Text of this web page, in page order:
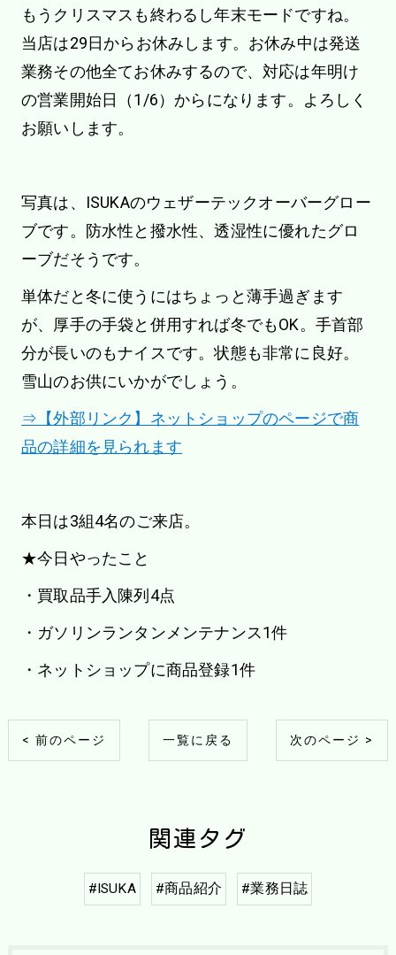
もうクリスマスも終わるし年末モードですね。
当店は29日からお休みします。お休み中は発送
業務その他全てお休みするので、対応は年明け
の営業開始日（1/6）からになります。よろしく
お願いします。
写真は、ISUKAのウェザーテックオーバーグロー
ブです。防水性と撥水性、透湿性に優れたグロ
ーブだそうです。
単体だと冬に使うにはちょっと薄手過ぎます
が、厚手の手袋と併用すれば冬でもOK。手首部
分が長いのもナイスです。状態も非常に良好。
雪山のお供にいかがでしょう。
⇒【外部リンク】ネットショップのページで商
品の詳細を見られます
本日は3組4名のご来店。
★今日やったこと
・買取品手入陳列4点
・ガソリンランタンメンテナンス1件
・ネットショップに商品登録1件
< 前のページ 一覧に戻る 次のページ >
関連タグ
#ISUKA #商品紹介 #業務日誌